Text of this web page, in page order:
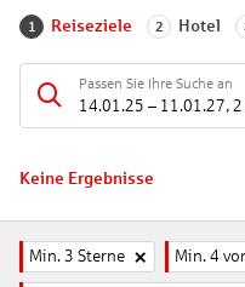
1 Reiseziele 2 Hotel
Passen Sie Ihre Suche an
14.01.25 – 11.01.27,
Keine Ergebnisse
Min. 3 Sterne Min. 4